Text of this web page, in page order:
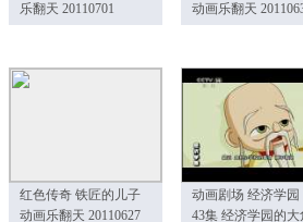
乐翻天 20110701
动画乐翻天
红色传奇 铁匠的儿子
动画乐翻天 20110627
动画剧场 经济学园
43集 经济学园的大